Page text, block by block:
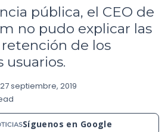
pública, el CEO de
no pudo explicar las
retención de los
usuarios.
27 septiembre, 2019
Síguenos en Google